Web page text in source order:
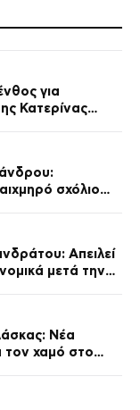
για
Κατερίνας
σχόλιο
Απειλεί
μετά την
Νέα
τον χαμό στο